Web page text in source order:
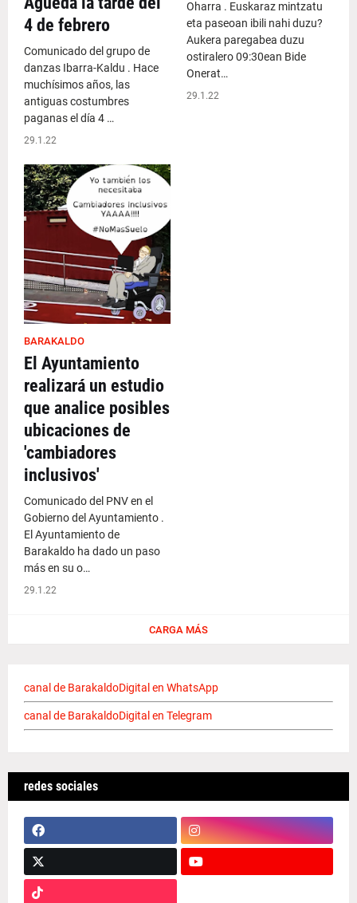
4 de febrero
Comunicado del grupo de
danzas Ibarra-Kaldu . Hace
muchísimos años, las
antiguas costumbres
paganas el día 4 …
29.1.22
Oharra . Euskaraz mintzatu
eta paseoan ibili nahi duzu?
Aukera paregabea duzu
ostiralero 09:30ean Bide
Onerat…
29.1.22
BARAKALDO
El Ayuntamiento
realizará un estudio
que analice posibles
ubicaciones de
'cambiadores
inclusivos'
Comunicado del PNV en el
Gobierno del Ayuntamiento .
El Ayuntamiento de
Barakaldo ha dado un paso
más en su o…
29.1.22
CARGA MÁS
canal de BarakaldoDigital en WhatsApp
canal de BarakaldoDigital en Telegram
redes sociales